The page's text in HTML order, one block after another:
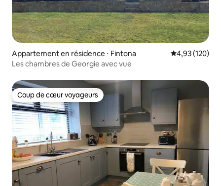
Appartement en résidence ⋅ Fintona Évaluation
4,93 (120)
Les chambres de Georgie avec vue
Coup de cœur voyageurs
Coup de cœur voyageurs